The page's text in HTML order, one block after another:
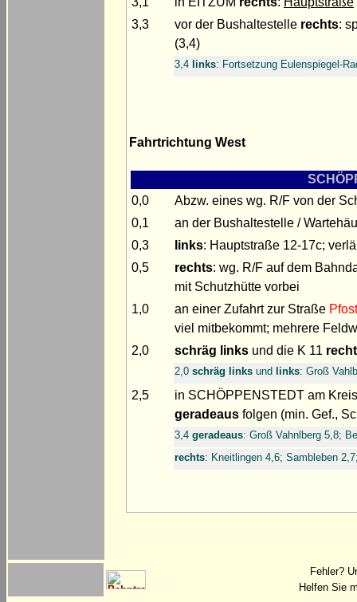
3,3
vor der Bushaltestelle rechts:
(3,4)
3,4 links: Fortsetzung Eulenspiegel-
Fahrtrichtung West
0,0
Abzw. eines wg. R/F von der
0,1
an der Bushaltestelle /
0,3
links: Hauptstraße 12-17c;
0,5
rechts: wg. R/F auf dem
mit Schutzhütte vorbei
1,0
an einer Zufahrt zur Straße
viel mitbekommt; mehrere
2,0
schräg links und die K 11
2,0 schräg links und links: Groß
2,5
in SCHÖPPENSTEDT am
geradeaus folgen (min. Gef.,
3,4 geradeaus: Groß Vahnlberg 5,8;
rechts: Kneitlingen 4,6; Sambleben
Fehler?
Helfen Sie